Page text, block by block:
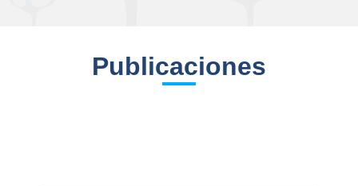
Publicaciones